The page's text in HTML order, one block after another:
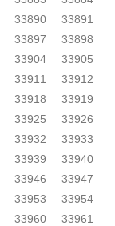
33890
33891
33897
33898
33904
33905
33911
33912
33918
33919
33925
33926
33932
33933
33939
33940
33946
33947
33953
33954
33960
33961